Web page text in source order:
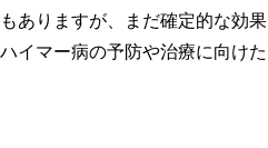
ありますが、まだ確定的な効果
イマー病の予防や治療に向けた